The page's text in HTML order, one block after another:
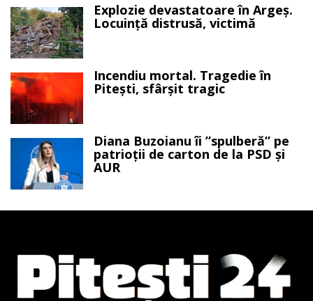
Explozie devastatoare în Argeș.
Locuință distrusă, victimă
Incendiu mortal. Tragedie în
Pitești, sfârșit tragic
Diana Buzoianu îi ”spulberă” pe
patrioții de carton de la PSD și
AUR